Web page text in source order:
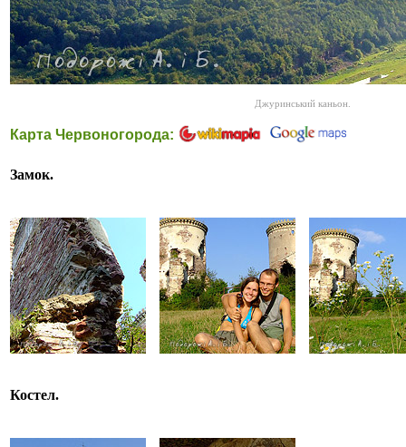
Джуринський каньон.
Карта Червоногорода:
Замок.
Костел.